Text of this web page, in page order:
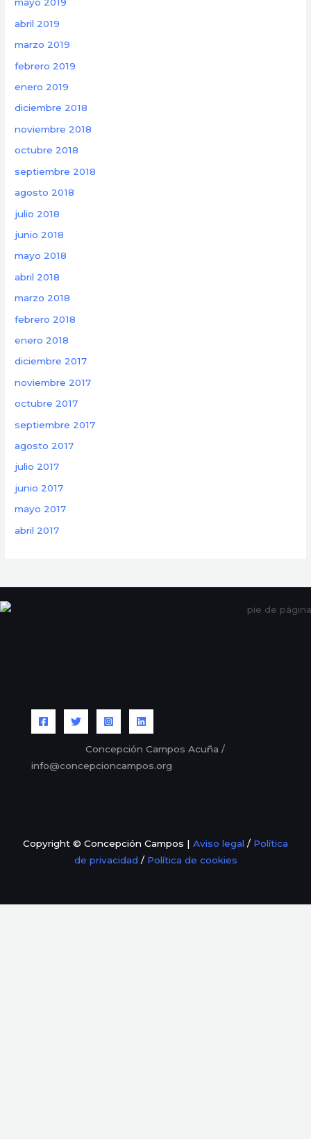
mayo 2019
abril 2019
marzo 2019
febrero 2019
enero 2019
diciembre 2018
noviembre 2018
octubre 2018
septiembre 2018
agosto 2018
julio 2018
junio 2018
mayo 2018
abril 2018
marzo 2018
febrero 2018
enero 2018
diciembre 2017
noviembre 2017
octubre 2017
septiembre 2017
agosto 2017
julio 2017
junio 2017
mayo 2017
abril 2017
Concepción Campos Acuña /
info@concepcioncampos.org
Copyright © Concepción Campos | Aviso legal / Política
de privacidad/ Política de cookies